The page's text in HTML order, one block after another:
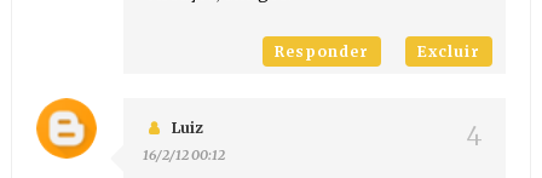
Responder Excluir
Luiz
16/2/12 00:12